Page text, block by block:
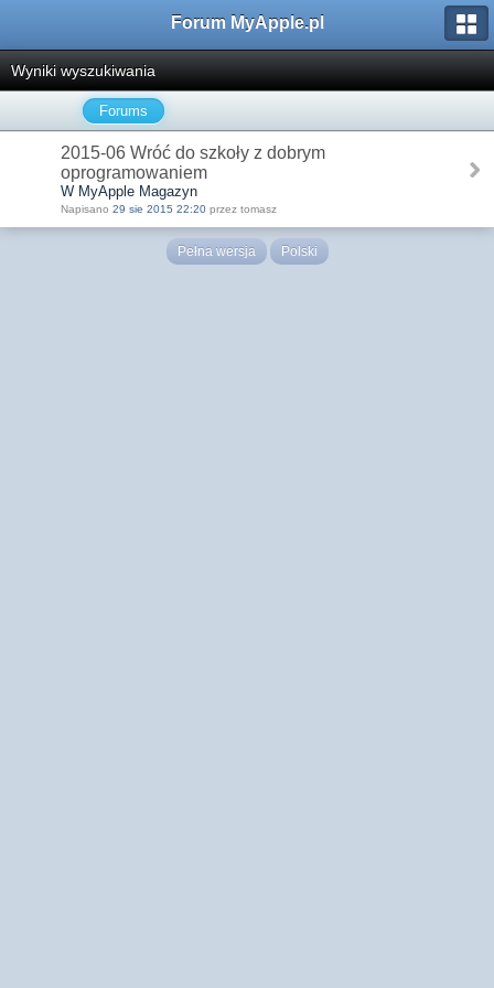
Forum MyApple.pl
Wyniki wyszukiwania
Forums
2015-06 Wróć do szkoły z dobrym
oprogramowaniem
W MyApple Magazyn
Napisano 29 sie 2015 22:20 przez tomasz
Pełna wersja Polski